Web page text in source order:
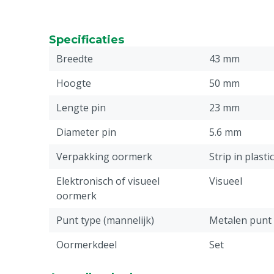
Specificaties
Breedte
43 mm
Hoogte
50 mm
Lengte pin
23 mm
Diameter pin
5.6 mm
Verpakking oormerk
Strip in
Elektronisch of visueel
oormerk
Visueel
Punt type (mannelijk)
Metalen punt
Oormerkdeel
Set